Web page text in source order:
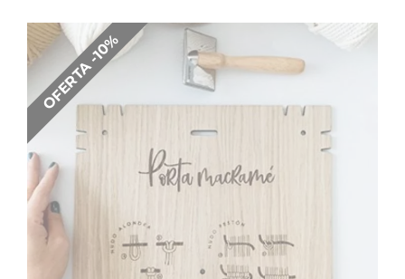
OFERTA -10%